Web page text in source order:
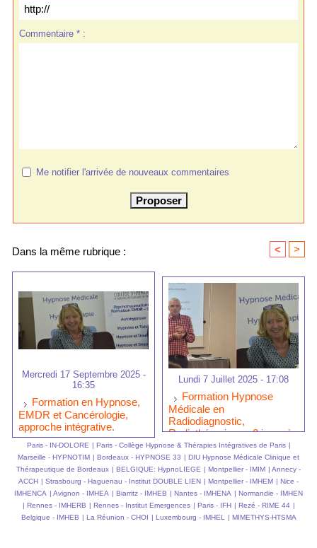
Commentaire * :
Me notifier l'arrivée de nouveaux commentaires
Dans la même rubrique : < >
Mercredi 17 Septembre 2025 -
16:35
Formation en Hypnose,
EMDR et Cancérologie,
approche intégrative.
Lundi 7 Juillet 2025 - 17:08
Formation Hypnose
Médicale en
Radiodiagnostic,
Radiothérapie sur 3 jours à
Paris.
Paris - IN-DOLORE | Paris - Collège Hypnose & Thérapies Intégratives de Paris |
Marseille - HYPNOTIM | Bordeaux - HYPNOSE 33 | DIU Hypnose Médicale Clinique et
Thérapeutique de Bordeaux | BELGIQUE: HypnoLIEGE | Montpellier - IMIM | Annecy -
ACCH | Strasbourg - Haguenau - Institut DOUBLE LIEN | Montpellier - IMHEM | Nice -
IMHENCA | Avignon - IMHEA | Biarritz - IMHEB | Nantes - IMHENA | Normandie - IMHEN
| Rennes - IMHERB | Rennes - Institut Emergences | Paris - IFH | Rezé - RIME 44 |
Belgique - IMHEB | La Réunion - CHOI | Luxembourg - IMHEL | MIMETHYS-HTSMA